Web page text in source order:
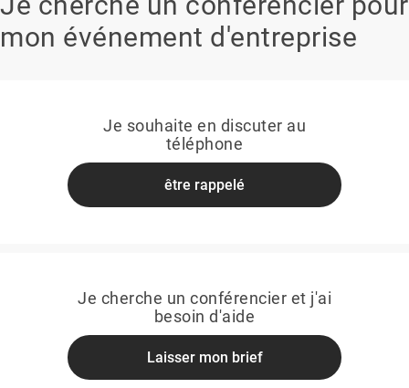
mon événement d'entreprise
Je souhaite en discuter au
téléphone
être rappelé
Je cherche un conférencier et j'ai
besoin d'aide
Laisser mon brief